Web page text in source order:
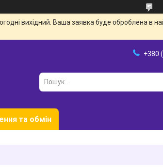
вихідний. Ваша заявка буде оброблена в
+380
та обмін